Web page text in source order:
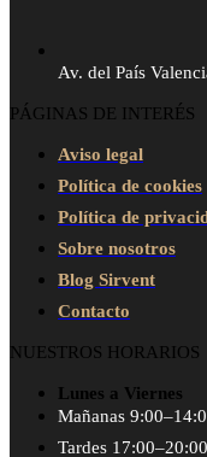
Av. del País
PÁGINAS DE INTERÉS
Aviso legal
Política de cookies
Política de
Sobre nosotros
Blog Sirvent
Contacto
NUESTROS HORARIOS
Lunes a Viernes
Mañanas
Tardes 17:00–20:00